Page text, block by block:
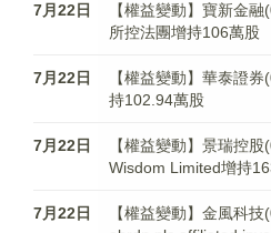
7月22日
【權益變動】寶新金
所控法團增持106萬股
7月22日
【權益變動】華泰證
持102.94萬股
7月22日
【權益變動】景瑞控
Wisdom Limited增持
7月22日
【權益變動】金風科